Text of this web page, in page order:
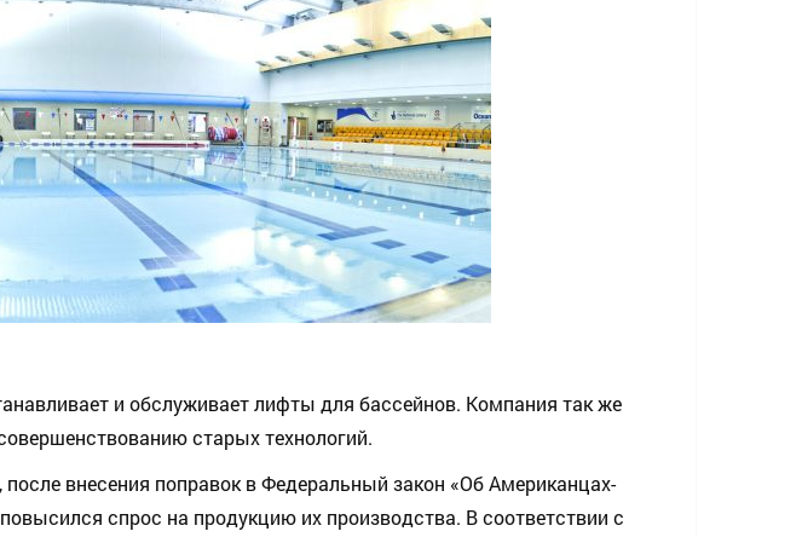
и обслуживает лифты для бассейнов. Компания так же
старых технологий.
внесения поправок в Федеральный закон «Об Американцах-
спрос на продукцию их производства. В соответствии с